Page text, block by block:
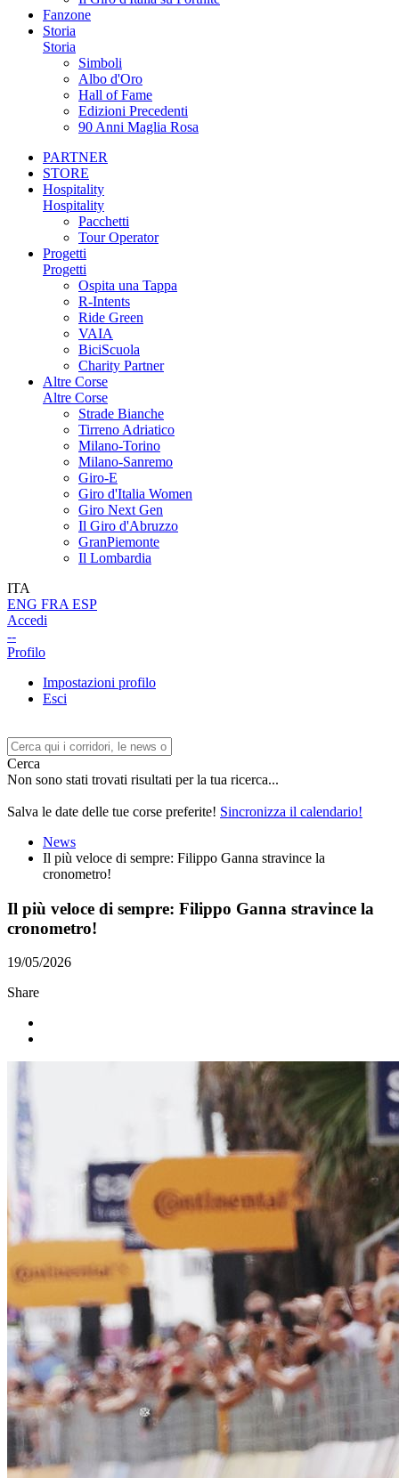
Fanzone
Storia
Storia
Simboli
Albo d'Oro
Hall of Fame
Edizioni Precedenti
90 Anni Maglia Rosa
PARTNER
STORE
Hospitality
Hospitality
Pacchetti
Tour Operator
Progetti
Progetti
Ospita una Tappa
R-Intents
Ride Green
VAIA
BiciScuola
Charity Partner
Altre Corse
Altre Corse
Strade Bianche
Tirreno Adriatico
Milano-Torino
Milano-Sanremo
Giro-E
Giro d'Italia Women
Giro Next Gen
Il Giro d'Abruzzo
GranPiemonte
Il Lombardia
ITA
ENG FRA ESP
Accedi
--
Profilo
Impostazioni profilo
Esci
Cerca
Non sono stati trovati risultati per la tua ricerca...
Salva le date delle tue corse preferite! Sincronizza il calendario!
News
Il più veloce di sempre: Filippo Ganna stravince la
cronometro!
Il più veloce di sempre: Filippo Ganna stravince la
cronometro!
19/05/2026
Share